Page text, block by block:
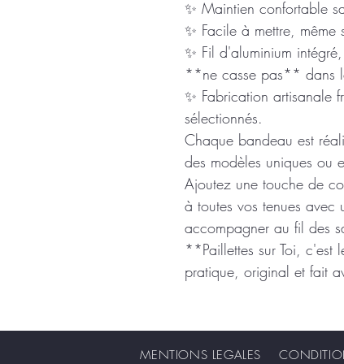
✨ Maintien confortable
✨ Facile à mettre, même
✨ Fil d'aluminium
**ne casse pas** dans
✨ Fabrication artisanale
sélectionnés.
Chaque bandeau est
des modèles uniques ou
Ajoutez une touche de
à toutes vos tenues avec
accompagner au fil des
**Paillettes sur Toi, c'est
pratique, original et fait
MENTIONS LEGALES